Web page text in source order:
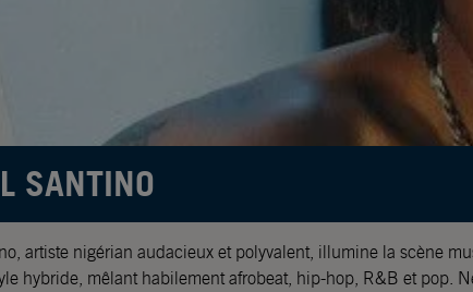
SANTINO
artiste nigérian audacieux et polyvalent, illumine la scène
hybride, mêlant habilement afrobeat, hip-hop, R&B et pop.